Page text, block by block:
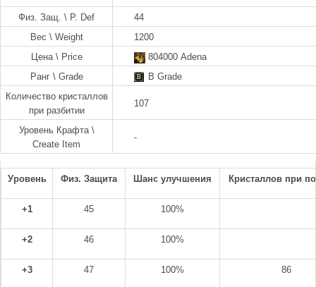
Физ. Защ. \ P. Def
44
Вес \ Weight
1200
Цена \ Price
804000 Adena
Ранг \ Grade
B Grade
Количество кристаллов
при разбитии
107
Уровень Крафта \
Create Item
-
Уровень Физ. Защита Шанс улучшения Кристаллов при
+1 45 100%
+2 46 100%
+3 47 100% 86